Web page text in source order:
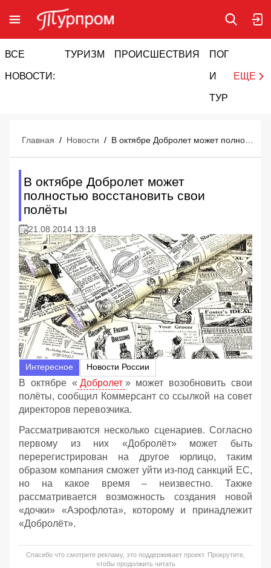
ВСЕ
НОВОСТИ:
ТУРИЗМ ПРОИСШЕСТВИЯ ПОГОДА
И
ТУРИЗМ
ЕЩЕ
Главная / Новости /
В октябре Добролет может
полностью восстановить свои
полёты
21.08.2014 13:18
Интересное Новости России
В октябре « Добролет » может возобновить свои
полёты, сообщил Коммерсант со ссылкой на совет
директоров перевозчика.
Рассматриваются несколько сценариев. Согласно
первому из них «Добролёт» может быть
перерегистрирован на другое юрлицо, таким
образом компания сможет уйти из-под санкций ЕС,
но на какое время – неизвестно. Также
рассматривается возможность создания новой
«дочки» «Аэрофлота», которому и принадлежит
«Добролёт».
Спасибо что смотрите рекламу, это поддерживает проект. Прокрутите,
чтобы продолжить читать